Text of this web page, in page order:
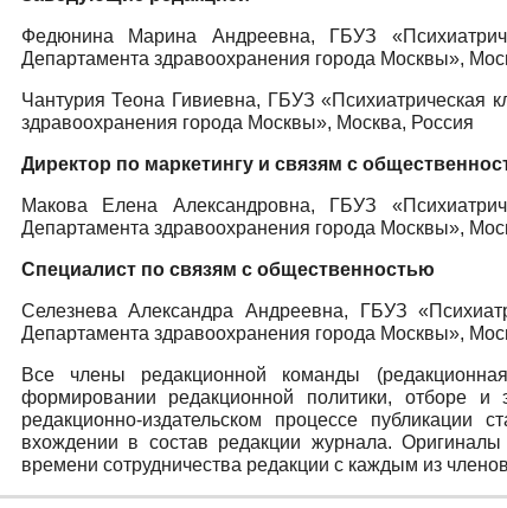
Федюнина Марина Андреевна, ГБУЗ
Департамента здравоохранения города Москвы»,
Чантурия Теона Гивиевна, ГБУЗ
здравоохранения города Москвы», Москва, Россия
Директор по маркетингу и связям с
Макова Елена Александровна, ГБУЗ
Департамента здравоохранения города Москвы»,
Специалист по связям с общественностью
Селезнева Александра Андреевна, ГБУЗ
Департамента здравоохранения города Москвы»,
Все члены редакционной команды
формировании редакционной политики, отборе
редакционно-издательском процессе
вхождении в состав редакции журнала.
времени сотрудничества редакции с каждым из